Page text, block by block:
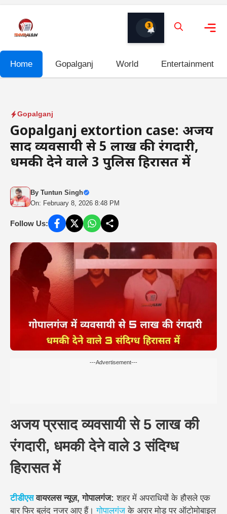
content
3
Home Gopalganj World Entertainment
Gopalganj
Gopalganj extortion case: अजय
प्रसाद व्यवसायी से 5 लाख की रंगदारी,
धमकी देने वाले 3 पुलिस हिरासत में
By Tuntun Singh
On: February 8, 2026 8:48 PM
Follow Us:
---Advertisement---
अजय प्रसाद व्यवसायी से 5 लाख की
रंगदारी, धमकी देने वाले 3 संदिग्ध
हिरासत में
टीडीएसवायरलस न्यूज़, गोपालगंज:शहर में अपराधियों के हौसले एक
बार फिर बुलंद नजर आए हैं।गोपालगंजके अरार मोड़ पर ऑटोमोबाइल